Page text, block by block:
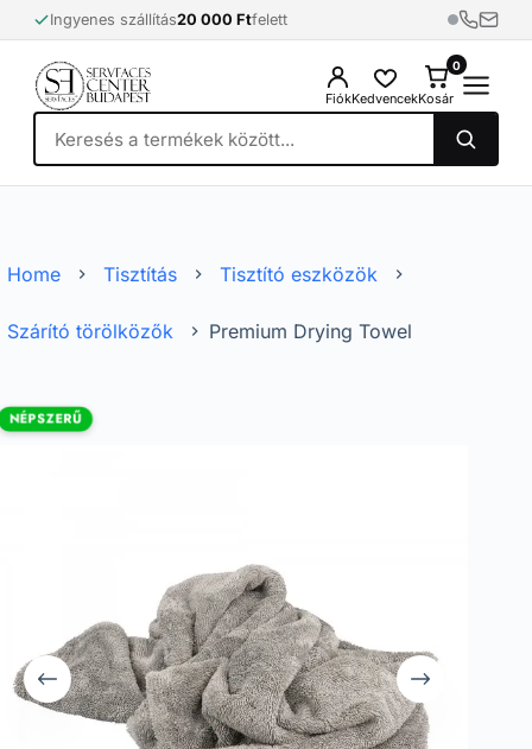
to
content
Ingyenes szállítás20 000 Ftfelett
FiókKedvencekKosár
0
Home Tisztítás Tisztító eszközök
Szárító törölközők Premium Drying Towel
NÉPSZERŰ